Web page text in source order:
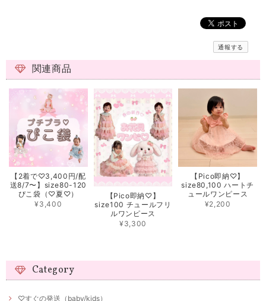
通報する
関連商品
【2着で♡3,400円/配
送8/7〜】size80-120
ぴこ袋（♡夏♡）
¥3,400
【Pico即納♡】
size100 チュールフリ
ルワンピース
¥3,300
【Pico即納♡】
size80,100 ハートチ
ュールワンピース
¥2,200
Category
♡すぐの発送（baby/kids）